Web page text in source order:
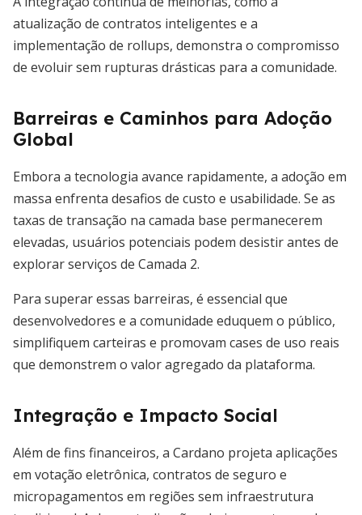
atualização de contratos inteligentes e a
implementação de rollups, demonstra o compromisso
de evoluir sem rupturas drásticas para a comunidade.
Barreiras e Caminhos para Adoção
Global
Embora a tecnologia avance rapidamente, a adoção em
massa enfrenta desafios de custo e usabilidade. Se as
taxas de transação na camada base permanecerem
elevadas, usuários potenciais podem desistir antes de
explorar serviços de Camada 2.
Para superar essas barreiras, é essencial que
desenvolvedores e a comunidade eduquem o público,
simplifiquem carteiras e promovam cases de uso reais
que demonstrem o valor agregado da plataforma.
Integração e Impacto Social
Além de fins financeiros, a Cardano projeta aplicações
em votação eletrônica, contratos de seguro e
micropagamentos em regiões sem infraestrutura